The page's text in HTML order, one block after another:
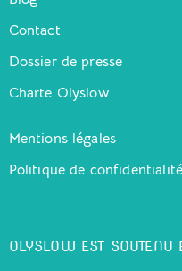
Contact
Dossier de presse
Charte Olyslow
Mentions légales
Politique de confidentialité
OLYSLOW EST